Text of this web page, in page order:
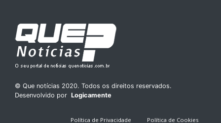
© Que notícias 2020. Todos os direitos reservados.
Desenvolvido por Logicamente
Política de Privacidade Política de Cookies